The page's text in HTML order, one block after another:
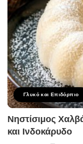
Γλυκό και Επιδόρπιο
Νηστίσιμος
και Ινδοκάρυδο